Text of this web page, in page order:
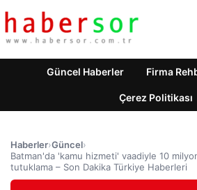
Güncel Haberler Firma
Çerez Politikası
Haberler›Güncel›
Batman'da 'kamu hizmeti' vaadiyle 10 milyon
tutuklama – Son Dakika Türkiye Haberleri